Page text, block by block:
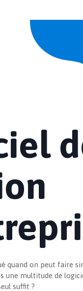
quand on peut faire
une multitude de
suffit ?